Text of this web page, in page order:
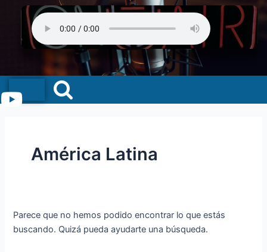
Menu
América Latina
Parece que no hemos podido encontrar lo que estás
buscando. Quizá pueda ayudarte una búsqueda.